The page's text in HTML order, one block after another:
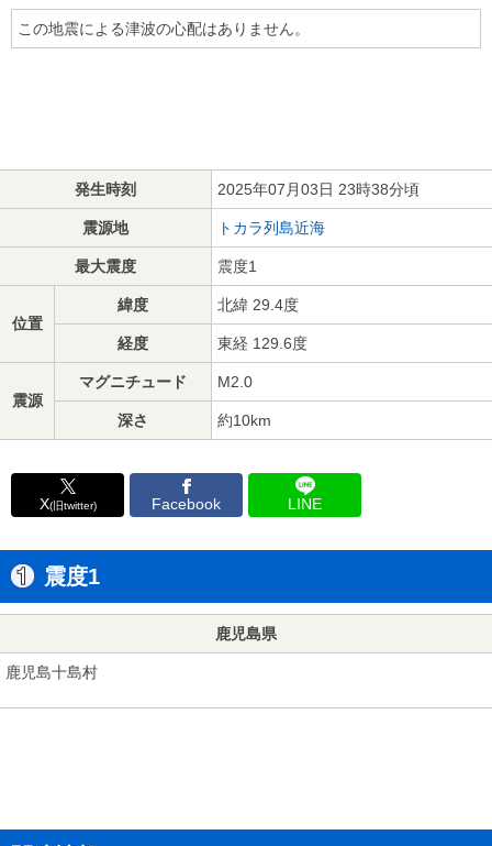
この地震による津波の心配はありません。
発生時刻 2025年07月03日 23時38分頃
震源地 トカラ列島近海
最大震度 震度1
位置
緯度 北緯 29.4度
経度 東経 129.6度
震源
マグニチュード M2.0
深さ 約10km
X(旧twitter) Facebook LINE
震度1
鹿児島県
鹿児島十島村